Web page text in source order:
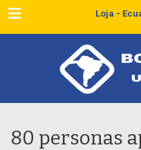
Menu Loja -
80 personas